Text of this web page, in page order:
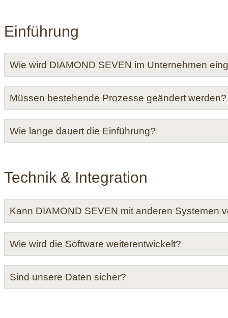
Einführung
Wie wird DIAMOND SEVEN im Unternehmen
Müssen bestehende Prozesse geändert werden?
Wie lange dauert die Einführung?
Technik & Integration
Kann DIAMOND SEVEN mit anderen Systemen
Wie wird die Software weiterentwickelt?
Sind unsere Daten sicher?